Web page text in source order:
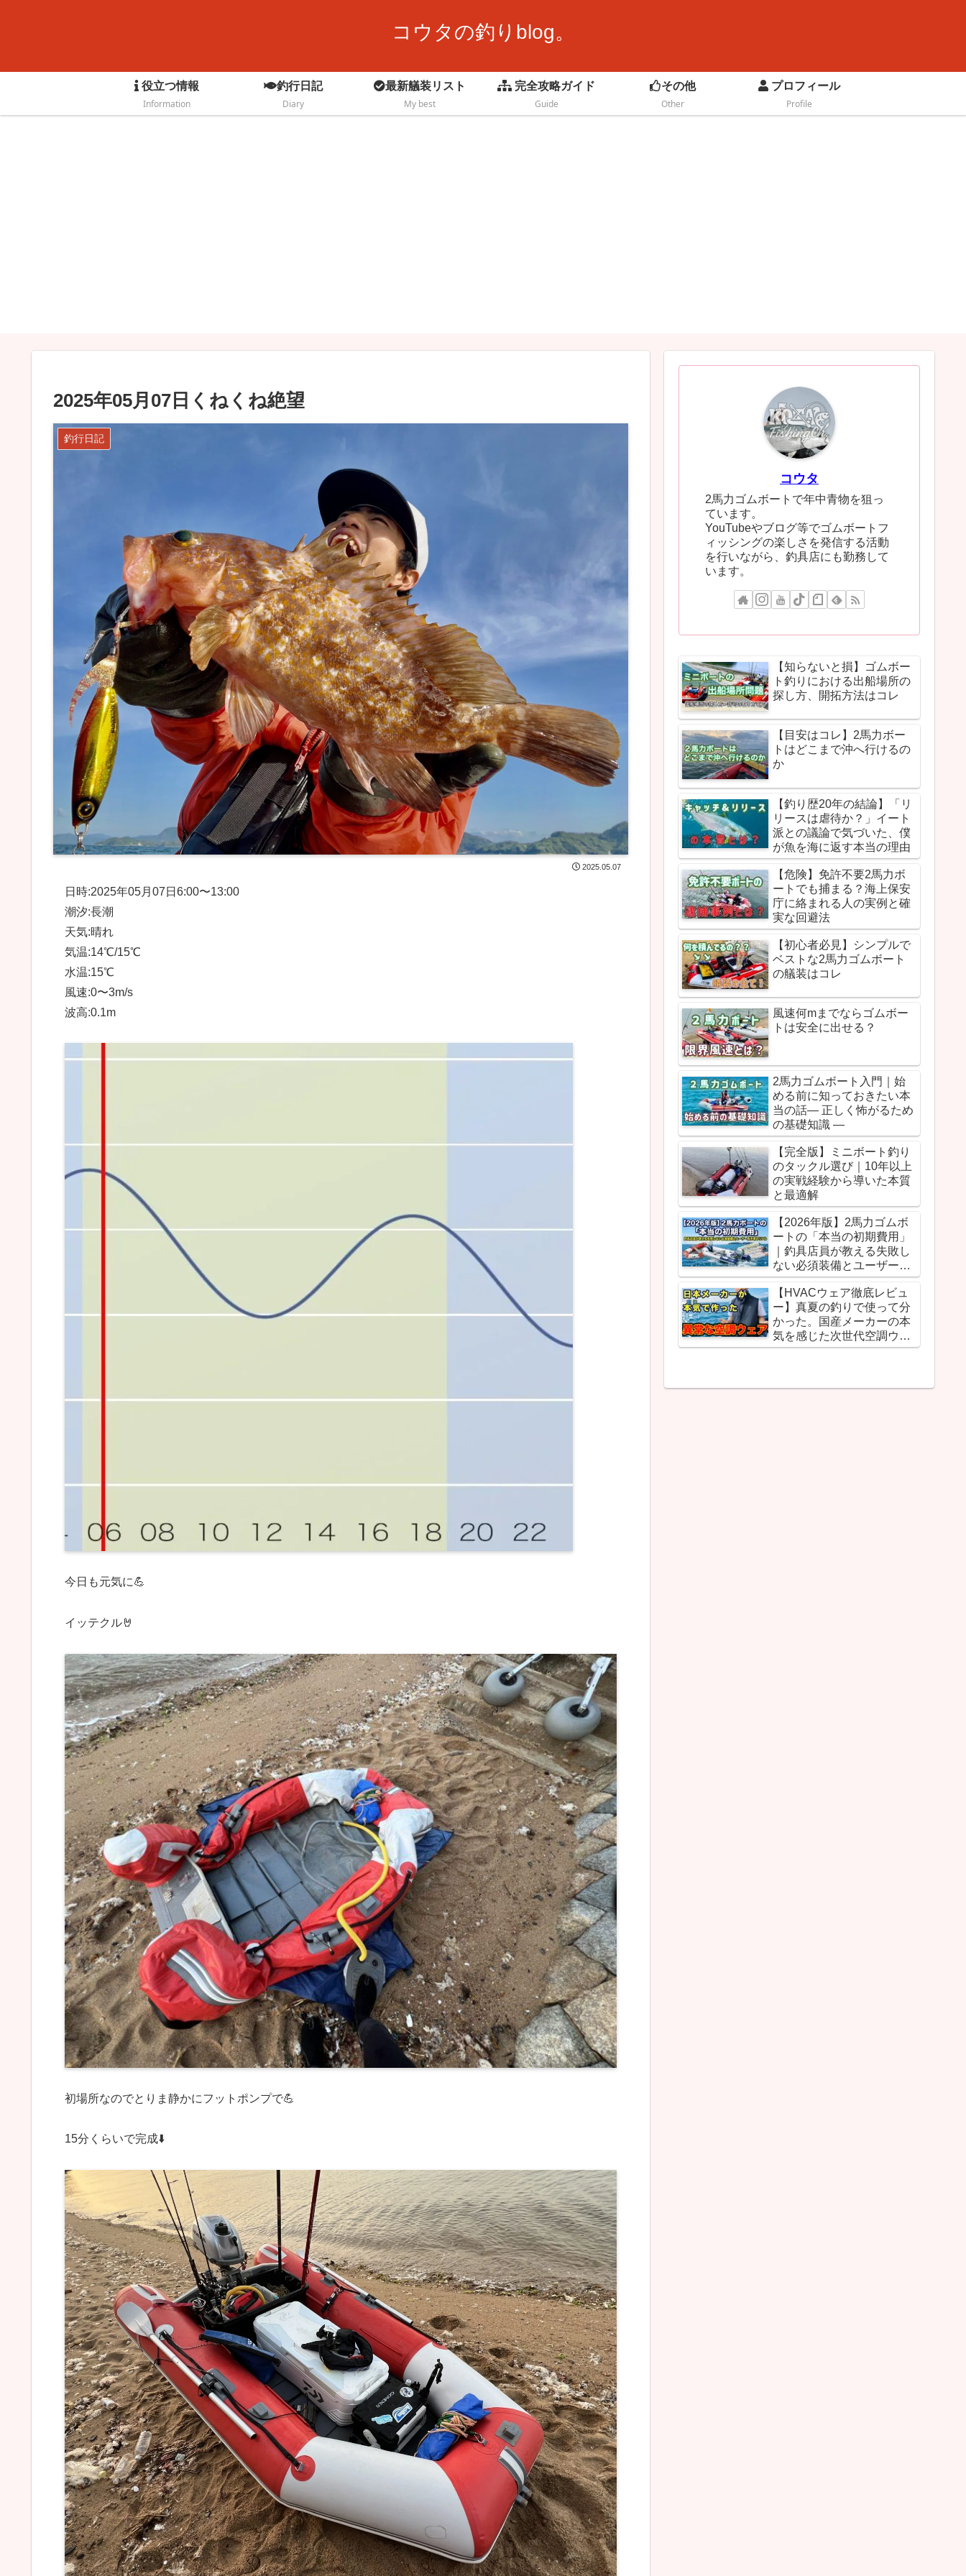
コウタの釣りblog。
役立つ情報
Information
釣行日記
Diary
最新艤装リスト
My best
完全攻略ガイド
Guide
その他
Other
プロフィール
Profile
2025年05月07日くねくね絶望
釣行日記
2025.05.07
日時:2025年05月07日6:00〜13:00
潮汐:長潮
天気:晴れ
気温:14℃/15℃
水温:15℃
風速:0〜3m/s
波高:0.1m
今日も元気に💪
イッテクル🤘
初場所なのでとりま静かにフットポンプで💪
15分くらいで完成⬇️
コウタ
2馬力ゴムボートで年中青物を狙っ
ています。
YouTubeやブログ等でゴムボートフ
ィッシングの楽しさを発信する活動
を行いながら、釣具店にも勤務して
います。
【知らないと損】ゴムボー
ト釣りにおける出船場所の
探し方、開拓方法はコレ
【目安はコレ】2馬力ボー
トはどこまで沖へ行けるの
か
【釣り歴20年の結論】「リ
リースは虐待か？」イート
派との議論で気づいた、僕
が魚を海に返す本当の理由
【危険】免許不要2馬力ボ
ートでも捕まる？海上保安
庁に絡まれる人の実例と確
実な回避法
【初心者必見】シンプルで
ベストな2馬力ゴムボート
の艤装はコレ
風速何mまでならゴムボー
トは安全に出せる？
2馬力ゴムボート入門｜始
める前に知っておきたい本
当の話― 正しく怖がるため
の基礎知識 ―
【完全版】ミニボート釣り
のタックル選び｜10年以上
の実戦経験から導いた本質
と最適解
【2026年版】2馬力ゴムボ
ートの「本当の初期費用」
｜釣具店員が教える失敗し
ない必須装備とユーザー別
予算のリアル
【HVACウェア徹底レビュ
ー】真夏の釣りで使って分
かった。国産メーカーの本
気を感じた次世代空調ウェ
ア